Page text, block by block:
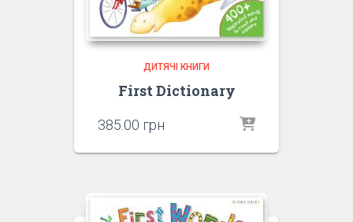
ДИТЯЧІ КНИГИ
First Dictionary
385.00 грн